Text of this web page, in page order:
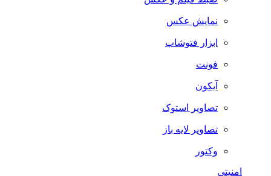
نمایش عکس
ابزار فتوشاپ
فونت
آیکون
تصاویر استوک
تصاویر لایه باز
وکتور
امنیتی